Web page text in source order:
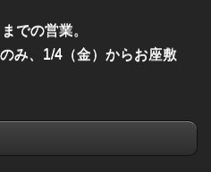
での営業。
み、1/4（金）からお座敷